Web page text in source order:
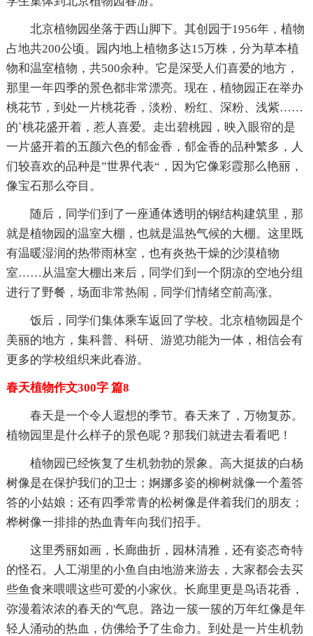
北京植物园坐落于西山脚下。其创园于1956年，植物
占地共200公顷。园内地上植物多达15万株，分为草本植
物和温室植物，共500余种。它是深受人们喜爱的地方，
那里一年四季的景色都非常漂亮。现在，植物园正在举办
桃花节，到处一片桃花香，淡粉、粉红、深粉、浅紫……
的`桃花盛开着，惹人喜爱。走出碧桃园，映入眼帘的是
一片盛开着的五颜六色的郁金香，郁金香的品种繁多，人
们较喜欢的品种是”世界代表“，因为它像彩霞那么艳丽，
像宝石那么夺目。
随后，同学们到了一座通体透明的钢结构建筑里，那
就是植物园的温室大棚，也就是温热气候的大棚。这里既
有温暖湿润的热带雨林室，也有炎热干燥的沙漠植物
室……从温室大棚出来后，同学们到一个阴凉的空地分组
进行了野餐，场面非常热闹，同学们情绪空前高涨。
饭后，同学们集体乘车返回了学校。北京植物园是个
美丽的地方，集科普、科研、游览功能为一体，相信会有
更多的学校组织来此春游。
春天植物作文300字 篇8
春天是一个令人遐想的季节。春天来了，万物复苏。
植物园里是什么样子的景色呢？那我们就进去看看吧！
植物园已经恢复了生机勃勃的景象。高大挺拔的白杨
树像是在保护我们的卫士；婀娜多姿的柳树就像一个羞答
答的小姑娘；还有四季常青的松树像是伴着我们的朋友；
桦树像一排排的热血青年向我们招手。
这里秀丽如画，长廊曲折，园林清雅，还有姿态奇特
的怪石。人工湖里的小鱼自由地游来游去，大家都会去买
些鱼食来喂喂这些可爱的小家伙。长廊里更是鸟语花香，
弥漫着浓浓的春天的'气息。路边一簇一簇的万年红像是年
轻人涌动的热血，仿佛给予了生命力。到处是一片生机勃